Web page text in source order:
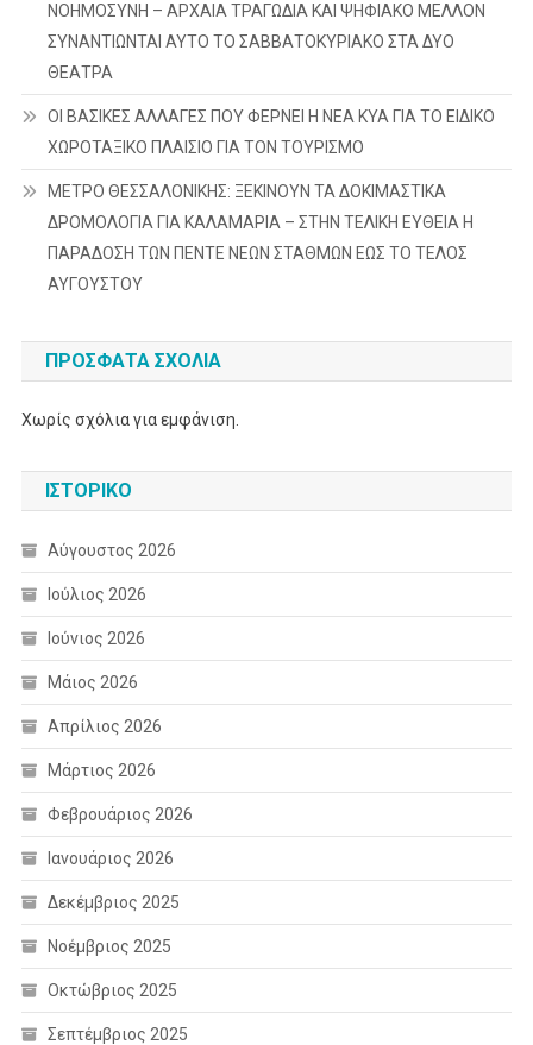
ΝΟΗΜΟΣΥΝΗ – ΑΡΧΑΙΑ ΤΡΑΓΩΔΙΑ ΚΑΙ ΨΗΦΙΑΚΟ ΜΕΛΛΟΝ
ΣΥΝΑΝΤΙΩΝΤΑΙ ΑΥΤΟ ΤΟ ΣΑΒΒΑΤΟΚΥΡΙΑΚΟ ΣΤΑ ΔΥΟ
ΘΕΑΤΡΑ
ΟΙ ΒΑΣΙΚΕΣ ΑΛΛΑΓΕΣ ΠΟΥ ΦΕΡΝΕΙ Η ΝΕΑ ΚΥΑ ΓΙΑ ΤΟ ΕΙΔΙΚΟ
ΧΩΡΟΤΑΞΙΚΟ ΠΛΑΙΣΙΟ ΓΙΑ ΤΟΝ ΤΟΥΡΙΣΜΟ
ΜΕΤΡΟ ΘΕΣΣΑΛΟΝΙΚΗΣ: ΞΕΚΙΝΟΥΝ ΤΑ ΔΟΚΙΜΑΣΤΙΚΑ
ΔΡΟΜΟΛΟΓΙΑ ΓΙΑ ΚΑΛΑΜΑΡΙΑ – ΣΤΗΝ ΤΕΛΙΚΗ ΕΥΘΕΙΑ Η
ΠΑΡΑΔΟΣΗ ΤΩΝ ΠΕΝΤΕ ΝΕΩΝ ΣΤΑΘΜΩΝ ΕΩΣ ΤΟ ΤΕΛΟΣ
ΑΥΓΟΥΣΤΟΥ
ΠΡΌΣΦΑΤΑ ΣΧΌΛΙΑ
Χωρίς σχόλια για εμφάνιση.
ΙΣΤΟΡΙΚΌ
Αύγουστος 2026
Ιούλιος 2026
Ιούνιος 2026
Μάιος 2026
Απρίλιος 2026
Μάρτιος 2026
Φεβρουάριος 2026
Ιανουάριος 2026
Δεκέμβριος 2025
Νοέμβριος 2025
Οκτώβριος 2025
Σεπτέμβριος 2025